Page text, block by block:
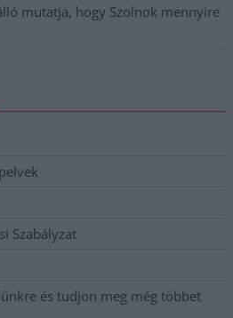
mutatja, hogy Szolnok mennyire
Szabályzat
és tudjon meg még többet